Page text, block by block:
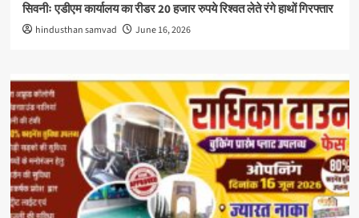
सिवनीः एडीएम कार्यालय का रीडर 20 हजार रुपये रिश्वत लेते रंगे हाथों गिरफ्तार
hindusthan samvad June 16, 2026